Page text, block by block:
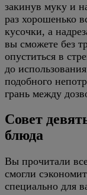
закинув муку и
раз хорошенько
кусочки, а
вы сможете без
опуститься в
до
подобного
грань между
Совет
блюда
Вы прочитали
смогли
специально для